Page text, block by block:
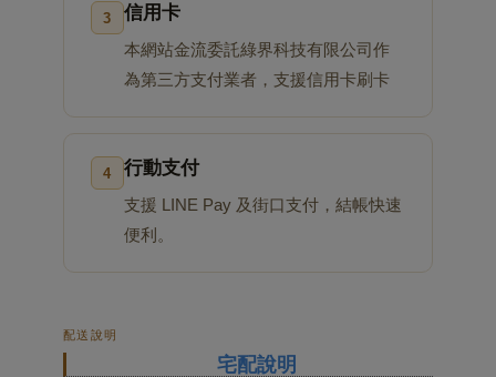
3 信用卡
本網站金流委託綠界科技有限公司作
為第三方支付業者，支援信用卡刷卡
4 行動支付
支援 LINE Pay 及街口支付，結帳快速
便利。
配送說明
宅配說明